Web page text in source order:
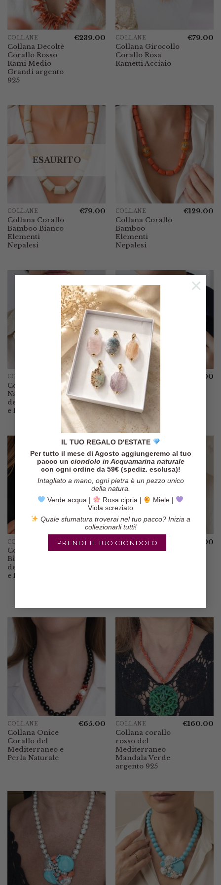
IL TUO REGALO D'ESTATE
Per tutto il mese di Agosto aggiungeremo al tuo
pacco un ciondolo in Acquamarina naturale
con ogni ordine da 59€ (spediz. esclusa)!
Intagliato a mano, ogni pietra è un pezzo unico
della natura.
Verde acqua |
Rosa cipria |
Miele |
Viola screziato
Quale sfumatura troverai nel tuo pacco? Inizia a
collezionarli tutti!
PRENDI IL TUO CIONDOLO
×
COLLANE
Collana Decoltè
Corallo Rosso
Rami Medio
Grandi argento
925
€239.00 COLLANE
Collana Girocollo
Corallo Rosa
Rametti Acciaio
€79.00
ESAURITO
COLLANE
Collana Corallo
Bamboo Bianco
Elementi
Nepalesi
€79.00 COLLANE
Collana Corallo
Bamboo
Elementi
Nepalesi
€129.00
COLLANE
Collana Perle
Naturali Corallo
del Mediterraneo
e Perla Maiorca
65.00 COLLANE
Collana Pasta di
Corallo Corallo
Mediterraneo e
Perla Naturale
65.00
COLLANE
Collana Agata
Bianca Corallo
del Mediterraneo
e Perla Naturale
€ 65.00 COLLANE
Collana
329.00
COLLANE
Collana Onice
Corallo del
Mediterraneo e
Perla Naturale
€65.00 COLLANE
Collana corallo
rosso del
Mediterraneo
Mandala Verde
argento 925
€160.00